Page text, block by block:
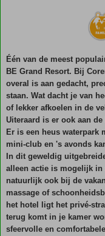
Één van de meest
BE Grand Resort. Bij
overal is aan gedacht,
staan. Wat dacht je van
of lekker afkoelen in de
Uiteraard is er ook aan
Er is een heus waterpark
mini-club en 's avonds
In dit geweldig
alleen actie is mogelijk
natuurlijk ook bij de
massage of
het hotel ligt het privé-
terug komt in je kamer
sfeervolle en